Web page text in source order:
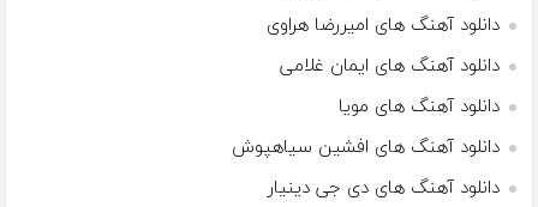
دانلود آهنگ های امیررضا هراوی
دانلود آهنگ های ایمان غلامی
دانلود آهنگ های مویا
دانلود آهنگ های افشین سیاهپوش
دانلود آهنگ های دی جی دینیار